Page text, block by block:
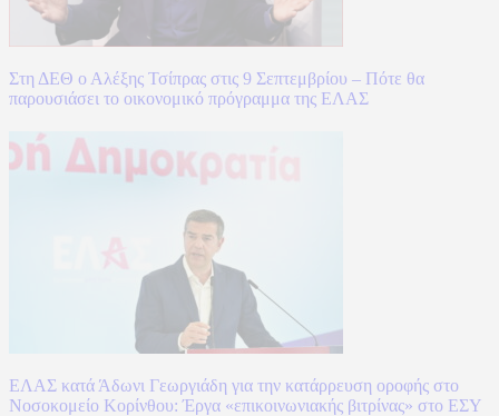
Στη ΔΕΘ ο Αλέξης Τσίπρας στις 9 Σεπτεμβρίου – Πότε θα
παρουσιάσει το οικονομικό πρόγραμμα της ΕΛΑΣ
ΕΛΑΣ κατά Άδωνι Γεωργιάδη για την κατάρρευση οροφής στο
Νοσοκομείο Κορίνθου: Έργα «επικοινωνιακής βιτρίνας» στο ΕΣΥ